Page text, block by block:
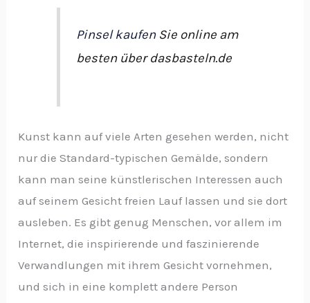
Pinsel kaufenSie online am
besten über dasbasteln.de
Kunst kann auf viele Arten gesehen werden, nicht
nur die Standard-typischen Gemälde, sondern
kann man seine künstlerischen Interessen auch
auf seinem Gesicht freien Lauf lassen und sie dort
ausleben. Es gibt genug Menschen, vor allem im
Internet, die inspirierende und faszinierende
Verwandlungen mit ihrem Gesicht vornehmen,
und sich in eine komplett andere Person